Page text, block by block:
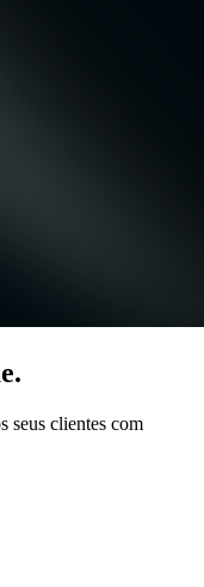
seus clientes com